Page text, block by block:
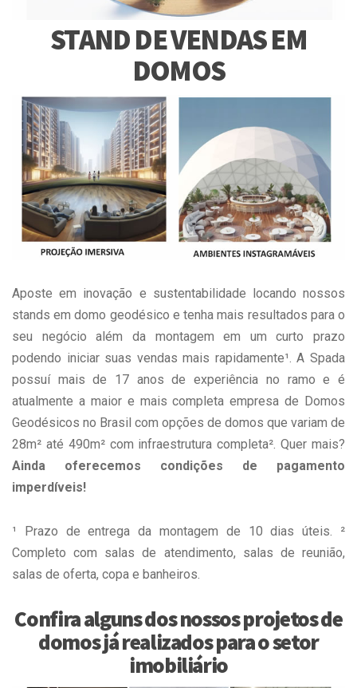
STAND DE VENDAS EM
DOMOS
Aposte em inovação e sustentabilidade locando nossos
stands em domo geodésico e tenha mais resultados para o
seu negócio além da montagem em um curto prazo
podendo iniciar suas vendas mais rapidamente¹. A Spada
possuí mais de 17 anos de experiência no ramo e é
atualmente a maior e mais completa empresa de Domos
Geodésicos no Brasil com opções de domos que variam de
28m² até 490m² com infraestrutura completa². Quer mais?
Ainda oferecemos condições de pagamento
imperdíveis!
¹ Prazo de entrega da montagem de 10 dias úteis. ²
Completo com salas de atendimento, salas de reunião,
salas de oferta, copa e banheiros.
Confira alguns dos nossos projetos de
domos já realizados para o setor
imobiliário